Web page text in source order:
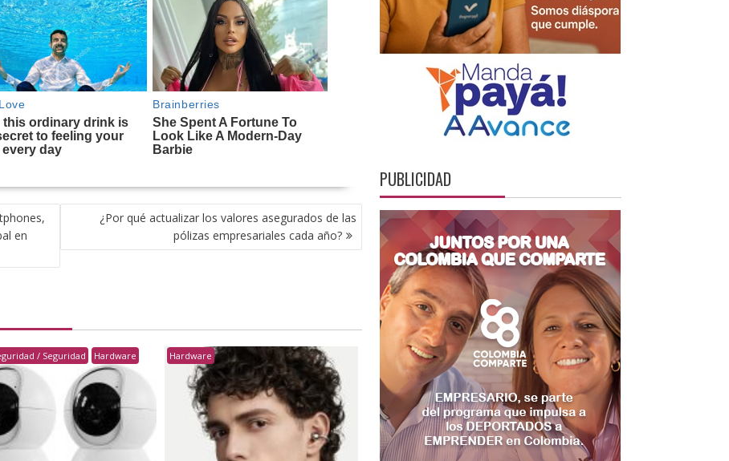
en
¿Por qué actualizar los valores asegurados de las
pólizas empresariales cada año?
/ Seguridad Hardware Hardware
PUBLICIDAD